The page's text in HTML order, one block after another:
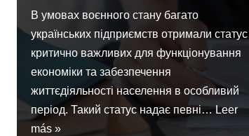
В умовах воєнного стану багато
українських підприємств отримали статус
критично важливих для функціонування
економіки та забезпечення
життєдіяльності населення в особливий
період. Такий статус надає певні…Leer
más »